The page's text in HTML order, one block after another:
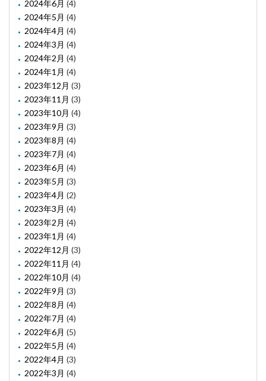
2024年6月 (4)
2024年5月 (4)
2024年4月 (4)
2024年3月 (4)
2024年2月 (4)
2024年1月 (4)
2023年12月 (3)
2023年11月 (3)
2023年10月 (4)
2023年9月 (3)
2023年8月 (4)
2023年7月 (4)
2023年6月 (4)
2023年5月 (3)
2023年4月 (2)
2023年3月 (4)
2023年2月 (4)
2023年1月 (4)
2022年12月 (3)
2022年11月 (4)
2022年10月 (4)
2022年9月 (3)
2022年8月 (4)
2022年7月 (4)
2022年6月 (5)
2022年5月 (4)
2022年4月 (3)
2022年3月 (4)